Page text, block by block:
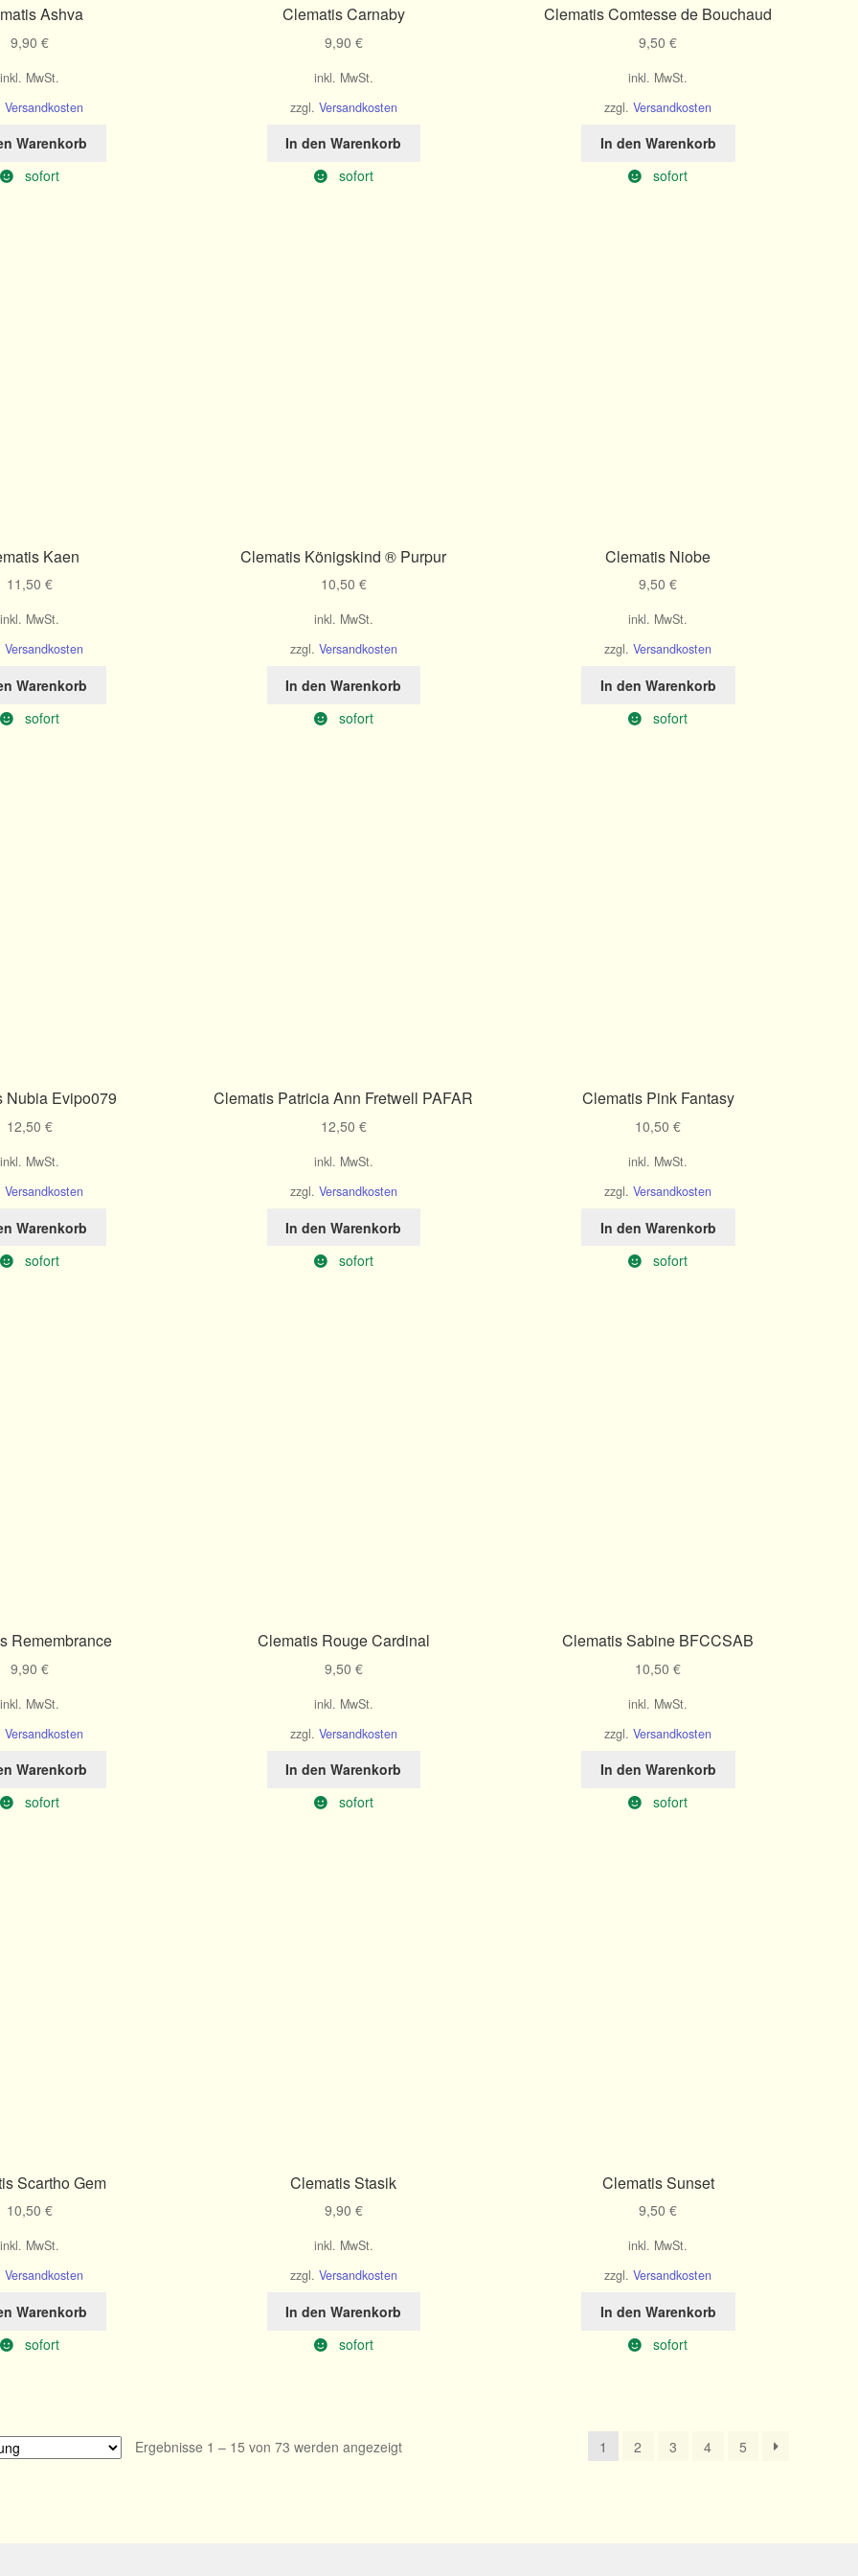
Ashva
9,90 €
inkl. MwSt.
Versandkosten
Warenkorb
sofort
Clematis Carnaby
9,90 €
inkl. MwSt.
zzgl. Versandkosten
In den Warenkorb
sofort
Clematis Comtesse de Bouchaud
9,50€
inkl. MwSt.
zzgl.Versandkosten
In den Warenkorb
sofort
Kaen
11,50 €
inkl. MwSt.
Versandkosten
Warenkorb
sofort
Clematis Königskind ® Purpur
10,50 €
inkl. MwSt.
zzgl. Versandkosten
In den Warenkorb
sofort
Clematis Niobe
9,50€
inkl. MwSt.
zzgl.Versandkosten
In den Warenkorb
sofort
Nubia Evipo079
12,50 €
inkl. MwSt.
Versandkosten
Warenkorb
sofort
Clematis Patricia Ann Fretwell PAFAR
12,50 €
inkl. MwSt.
zzgl. Versandkosten
In den Warenkorb
sofort
Clematis Pink Fantasy
10,50€
inkl. MwSt.
zzgl.Versandkosten
In den Warenkorb
sofort
Remembrance
9,90 €
inkl. MwSt.
Versandkosten
Warenkorb
sofort
Clematis Rouge Cardinal
9,50 €
inkl. MwSt.
zzgl. Versandkosten
In den Warenkorb
sofort
Clematis Sabine BFCCSAB
10,50€
inkl. MwSt.
zzgl.Versandkosten
In den Warenkorb
sofort
Scartho Gem
10,50 €
inkl. MwSt.
Versandkosten
Warenkorb
sofort
Clematis Stasik
9,90 €
inkl. MwSt.
zzgl. Versandkosten
In den Warenkorb
sofort
Clematis Sunset
9,50€
inkl. MwSt.
zzgl.Versandkosten
In den Warenkorb
sofort
Ergebnisse 1 – 15 von 73 werden angezeigt 1 2 3 4 5